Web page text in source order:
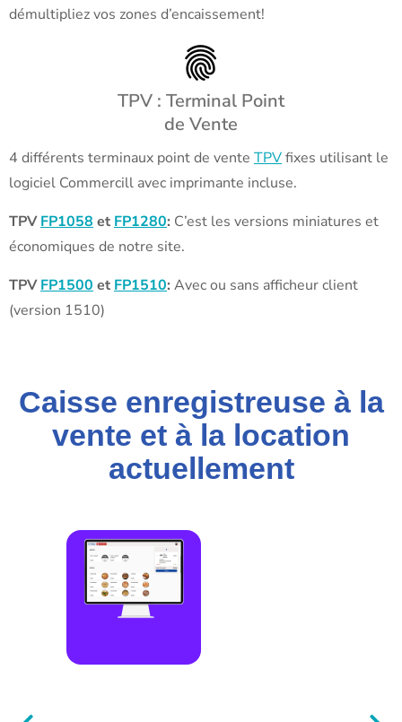
démultipliez vos zones d’encaissement!
TPV : Terminal Point
de Vente
4 différents terminaux point de vente TPVfixes utilisant le
logiciel Commercill avec imprimante incluse.
TPVFP1058 et FP1280: C’est les versions miniatures et
économiques de notre site.
TPVFP1500 et FP1510: Avec ou sans afficheur client
(version 1510)
Caisse enregistreuse à la
vente et à la location
actuellement​